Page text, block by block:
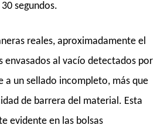
segundos.
reales, aproximadamente el
envasados ​​al vacío detectados por
a un sellado incompleto, más que
de barrera del material. Esta
evidente en las bolsas